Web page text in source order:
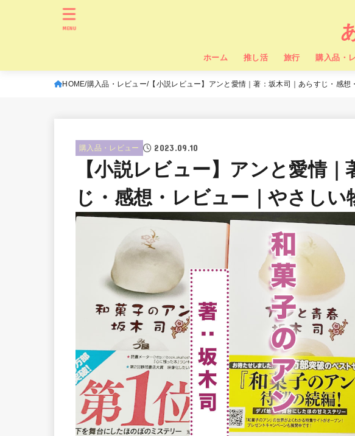
ホーム 推し活 旅行 購入品・
MENU
HOME 購入品・レビュー 【小説レビュー】アンと愛情｜著：坂木司｜あらすじ・感想
購入品・レビュー 2023.09.10
【小説レビュー】アンと愛情
じ・感想・レビュー｜やさしい